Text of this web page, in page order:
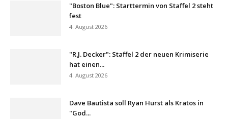
"Boston Blue": Starttermin von Staffel 2 steht
fest
4. August 2026
"R.J. Decker": Staffel 2 der neuen Krimiserie
hat einen...
4. August 2026
Dave Bautista soll Ryan Hurst als Kratos in
"God...